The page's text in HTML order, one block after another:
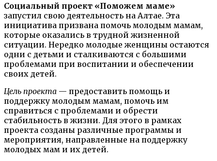
Социальный проект «Поможем маме»
запустил свою деятельность на Алтае. Эта
инициатива призвана помочь молодым мамам,
которые оказались в трудной жизненной
ситуации. Нередко молодые женщины остаются
одни с детьми и сталкиваются с большими
проблемами при воспитании и обеспечении
своих детей.
Цель проекта — предоставить помощь и
поддержку молодым мамам, помочь им
справиться с проблемами и обрести
стабильность в жизни. Для этого в рамках
проекта созданы различные программы и
мероприятия, направленные на поддержку
молодых мам и их детей.